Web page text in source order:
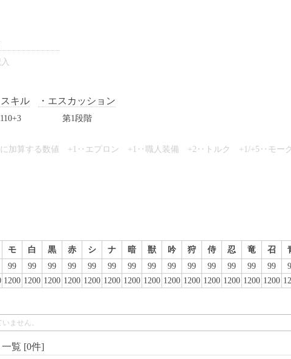
こと
スキル
110+3
エスカッション
第1段階
に加算する数値 +1‥エプロン +1‥職人装備 +2‥トルク +1/+5‥モー
モ 白 黒 赤 シ ナ 暗 獣 吟 狩 侍 忍 竜 召
99 99 99 99 99 99 99 99 99 99 99 99 99 99
1200 1200 1200 1200 1200 1200 1200 1200 1200 1200 1200 1200 1200 1200
ません。
覧 [0件]